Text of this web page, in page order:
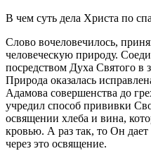
В чем суть дела Христа по
Слово вочеловечилось,
человеческую природу.
посредством Духа Святого в
Природа оказалась
Адамова совершенства до
учредил способ прививки
освящении хлеба и вина,
кровью. А раз так, то Он
через это освящение.